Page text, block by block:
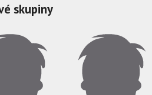
skupiny